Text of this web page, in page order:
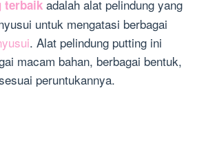
terbaik adalah alat pelindung yang
untuk mengatasi berbagai
. Alat pelindung putting ini
macam bahan, berbagai bentuk,
peruntukannya.